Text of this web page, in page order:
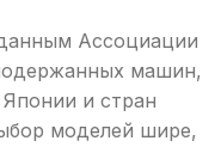
Ассоциации
машин,
и стран
моделей шире,